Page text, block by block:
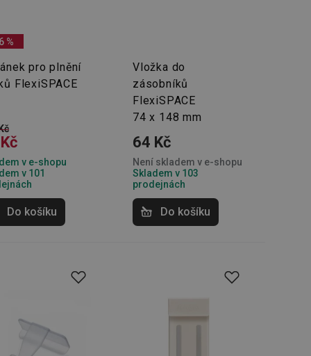
%
pro plnění
FlexiSPACE
v e-shopu
v 101
Do košíku
Vložka do
zásobníků
FlexiSPACE
74 x 148 mm
64 Kč
Není skladem v e-shopu
Skladem v 103
prodejnách
Do košíku
účtu. Webové
lidmi a roboty.
platné zprávy o
k
cookie
Script.com
uživatelské
zlepšení
konkrétnímu